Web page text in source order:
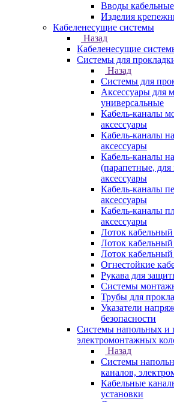
Вводы
Изделия
Кабеленесущие системы
Назад
Кабеленесущие
Системы для
Назад
Системы для
Аксессуары для
универсальные
Кабель-каналы
аксессуары
Кабель-каналы
аксессуары
Кабель-каналы
(парапетные,
аксессуары
Кабель-каналы
аксессуары
Кабель-каналы
аксессуары
Лоток
Лоток
Лоток
Огнестойкие
Рукава для
Системы
Трубы для
Указатели
безопасности
Системы напольных и
электромонтажных
Назад
Системы
каналов,
Кабельные
установки